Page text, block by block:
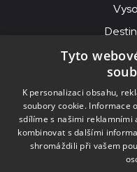
© 2026MKS
MKS Beseda,
IČO: 00091758, DIČ:
Tyto
K personalizaci obsahu,
soubory cookie. Informace
sdílíme s našimi reklamními
kombinovat s dalšími
shromáždili při vašem